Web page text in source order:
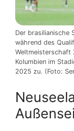
Der brasilianische
während des
Weltmeisterschaft
Kolumbien im
2025 zu. (Foto: